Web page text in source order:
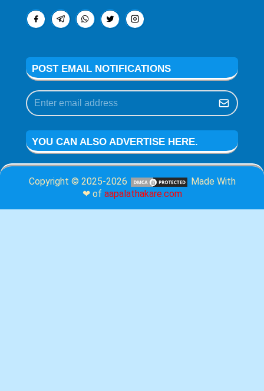
POST EMAIL NOTIFICATIONS
YOU CAN ALSO ADVERTISE HERE.
Copyright © 2025-2026
Made With
❤ of aapalathakare.com